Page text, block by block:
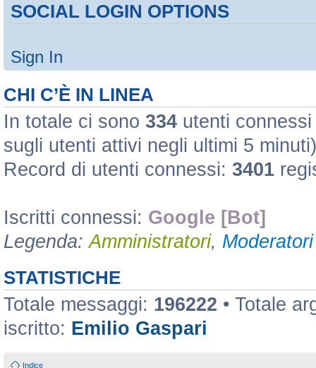
SOCIAL LOGIN OPTIONS
Sign In
CHI C’È IN LINEA
In totale ci sono 334 utenti
sugli utenti attivi negli ultimi 5 minuti)
Record di utenti connessi: 3401
Iscritti connessi: Google [Bot]
Legenda:Amministratori,
STATISTICHE
Totale messaggi: 196222 • Totale
iscritto: Emilio Gaspari
Indice